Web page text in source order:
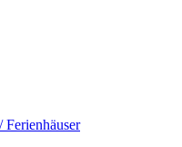
Ferienhäuser